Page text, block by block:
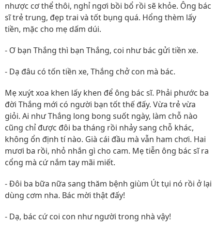
nhược cơ thể thôi, nghỉ ngơi bồi bổ rồi sẽ khỏe. Ông bác
sĩ trẻ trung, đẹp trai và tốt bụng quá. Hổng thèm lấy
tiền, mặc cho mẹ dấm dúi.
- Ơ bạn Thắng thì bạn Thắng, coi như bác gửi tiền xe.
- Dạ đâu có tốn tiền xe, Thắng chở con mà bác.
Mẹ xuýt xoa khen lấy khen để ông bác sĩ. Phải phước ba
đời Thắng mới có người bạn tốt thế đấy. Vừa trẻ vừa
giỏi. Ai như Thắng long bong suốt ngày, làm chỗ nào
cũng chỉ được đôi ba tháng rồi nhảy sang chỗ khác,
không ổn định tí nào. Già cái đầu mà vẫn ham chơi. Hai
mươi ba rồi, nhỏ nhắn gì cho cam. Mẹ tiễn ông bác sĩ ra
cổng mà cứ nắm tay mãi miết.
- Đôi ba bữa nữa sang thăm bệnh giùm Út tụi nó rồi ở lại
dùng cơm nha. Bác mời thật đấy!
- Dạ, bác cứ coi con như người trong nhà vậy!